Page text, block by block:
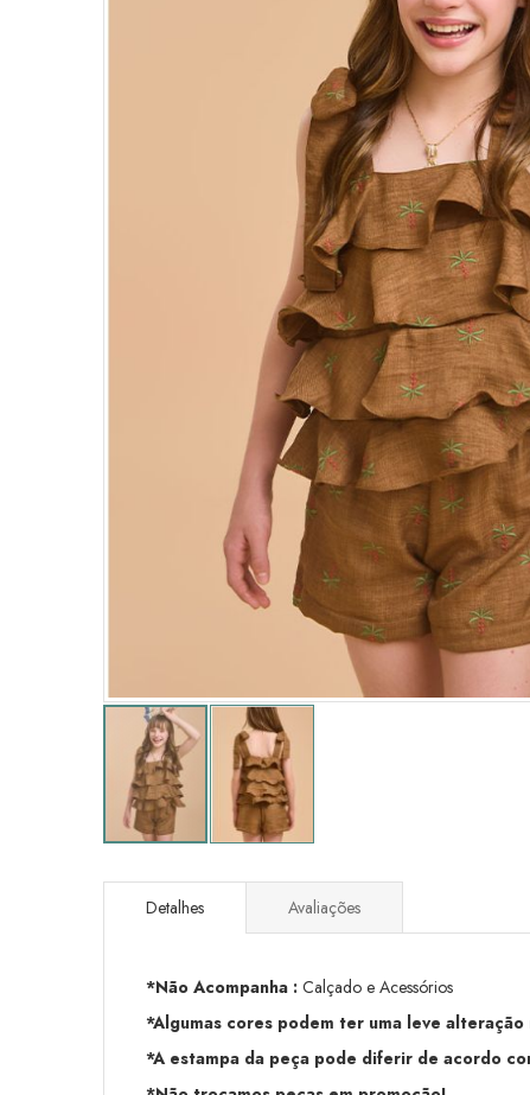
para
Galeria
imagens
Detalhes
*Não Acompanha : Calçado e Acessórios
*Algumas cores podem ter uma leve
*A estampa da peça pode diferir de acordo
Avaliações